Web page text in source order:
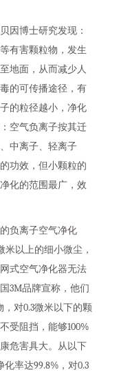
因博士研究发现：
有害颗粒物，发生
地面，从而减少人
的可传播途径，有
的粒径越小，净化
空气负离子按其迁
中离子、轻离子
功效，但小颗粒的
化的范围最广，效
负离子空气净化
米以上的细小微尘，
式空气净化器无法
3M品牌宣称，他们
，对0.3微米以下的颗
受阻挡，能够100%
危害具大。从以下
率达99.8%，对0.3